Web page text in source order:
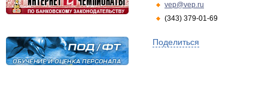
vep@vep.ru
(343) 379-01-69
Поделиться